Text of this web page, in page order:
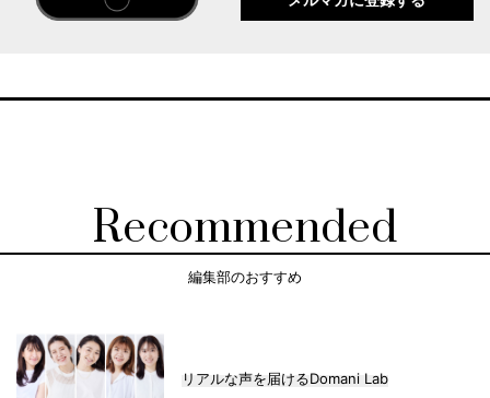
Recommended
編集部のおすすめ
リアルな声を届けるDomani Lab